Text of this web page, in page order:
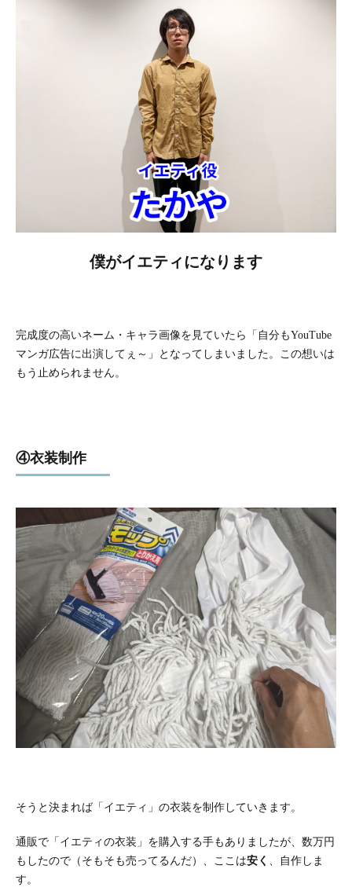
僕がイエティになります
完成度の高いネーム・キャラ画像を見ていたら「自分もYouTube
マンガ広告に出演してぇ～」となってしまいました。この想いは
もう止められません。
④衣装制作
そうと決まれば「イエティ」の衣装を制作していきます。
通販で「イエティの衣装」を購入する手もありましたが、数万円
もしたので（そもそも売ってるんだ）、ここは安く
、自作しま
す。